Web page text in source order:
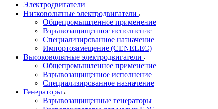
Электродвигатели
Низковольтные электродвигатели
Общепромышленное применение
Взрывозащищенное исполнение
Специализированное назначение
Импортозамещение (CENELEC)
Высоковольтные электродвигатели
Общепромышленное применение
Взрывозащищенное исполнение
Специализированное назначение
Генераторы
Взрывозащищенные генераторы